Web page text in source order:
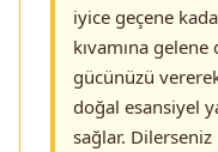
iyice geçene
kıvamına
gücünüzü
doğal esansiyel
sağlar. Dilerseniz